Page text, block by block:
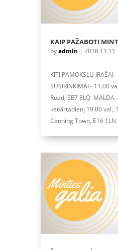
KAIP PAŽABOTI
byadmin | 2018.11.11
KITI PAMOKSLŲ
SUSIRINKIMAI - 11.00
Road, SE7 8LQ MALDA
ketvirtadienį 19.00 val.,
Canning Town, E16 1LN